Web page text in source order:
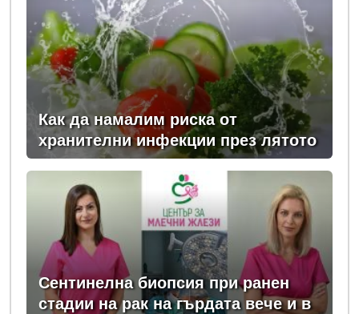
Как да намалим риска от
хранителни инфекции през лятото
Сентинелна биопсия при ранен
стадии на рак на гърдата вече и в